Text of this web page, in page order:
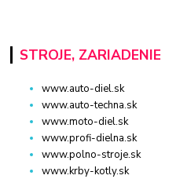
STROJE, ZARIADENIE
www.auto-diel.sk
www.auto-techna.sk
www.moto-diel.sk
www.profi-dielna.sk
www.polno-stroje.sk
www.krby-kotly.sk